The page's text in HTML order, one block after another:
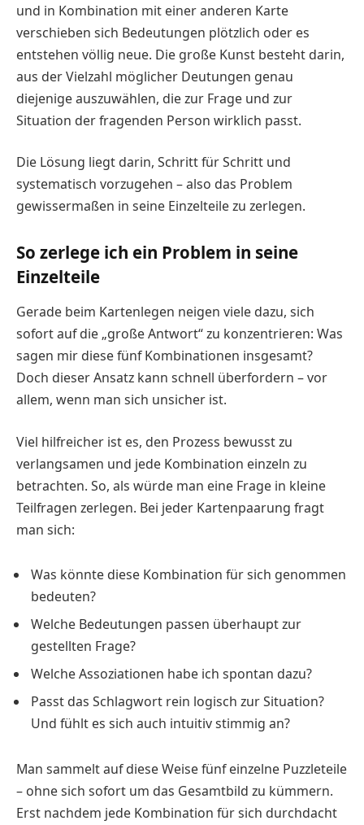
und in Kombination mit einer anderen Karte
verschieben sich Bedeutungen plötzlich oder es
entstehen völlig neue. Die große Kunst besteht darin,
aus der Vielzahl möglicher Deutungen genau
diejenige auszuwählen, die zur Frage und zur
Situation der fragenden Person wirklich passt.
Die Lösung liegt darin, Schritt für Schritt und
systematisch vorzugehen – also das Problem
gewissermaßen in seine Einzelteile zu zerlegen.
So zerlege ich ein Problem in seine
Einzelteile
Gerade beim Kartenlegen neigen viele dazu, sich
sofort auf die „große Antwort“ zu konzentrieren: Was
sagen mir diese fünf Kombinationen insgesamt?
Doch dieser Ansatz kann schnell überfordern – vor
allem, wenn man sich unsicher ist.
Viel hilfreicher ist es, den Prozess bewusst zu
verlangsamen und jede Kombination einzeln zu
betrachten. So, als würde man eine Frage in kleine
Teilfragen zerlegen. Bei jeder Kartenpaarung fragt
man sich:
Was könnte diese Kombination für sich genommen
bedeuten?
Welche Bedeutungen passen überhaupt zur
gestellten Frage?
Welche Assoziationen habe ich spontan dazu?
Passt das Schlagwort rein logisch zur Situation?
Und fühlt es sich auch intuitiv stimmig an?
Man sammelt auf diese Weise fünf einzelne Puzzleteile
– ohne sich sofort um das Gesamtbild zu kümmern.
Erst nachdem jede Kombination für sich durchdacht